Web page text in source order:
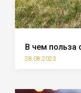
В чем польза
28.08.2023